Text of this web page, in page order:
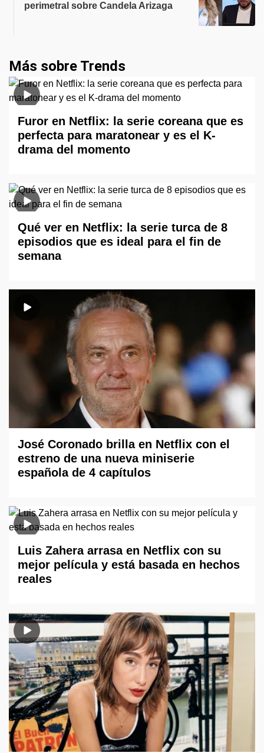
perimetral sobre Candela Arizaga
Más sobre Trends
Furor en Netflix: la serie coreana que es
perfecta para maratonear y es el K-
drama del momento
Qué ver en Netflix: la serie turca de 8
episodios que es ideal para el fin de
semana
José Coronado brilla en Netflix con el
estreno de una nueva miniserie
española de 4 capítulos
Luis Zahera arrasa en Netflix con su
mejor película y está basada en hechos
reales